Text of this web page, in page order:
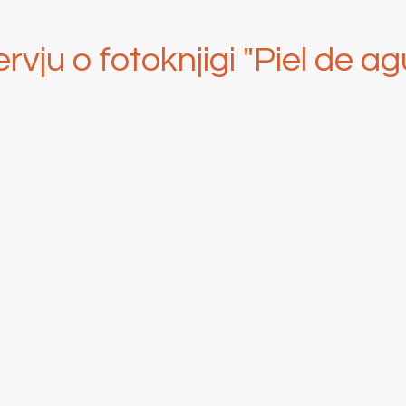
o fotoknjigi "Piel de